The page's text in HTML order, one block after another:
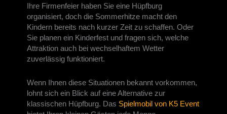
Ihre Firmenfeier haben Sie eine Hüpfburg
organisiert, doch die Sommerhitze macht den
Kindern bereits nach kurzer Zeit zu schaffen. Oder
Sie planen ein Kinderfest und fragen sich, welche
Attraktion auch bei wechselhaftem Wetter
zuverlässig funktioniert.
Wenn Ihnen diese Situationen bekannt vorkommen,
lohnt sich ein Blick auf eine Alternative zur
klassischen Hüpfburg. Das Spielmobil von K5 Event